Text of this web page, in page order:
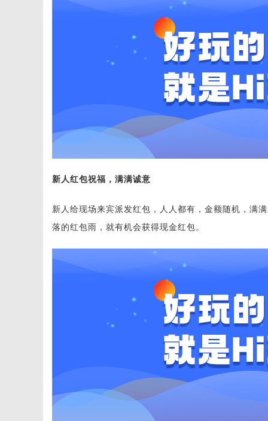
新人红包祝福，满满诚意
新人给现场来宾派发红包，人人都有，金额随机，满
落的红包雨，就有机会获得现金红包。